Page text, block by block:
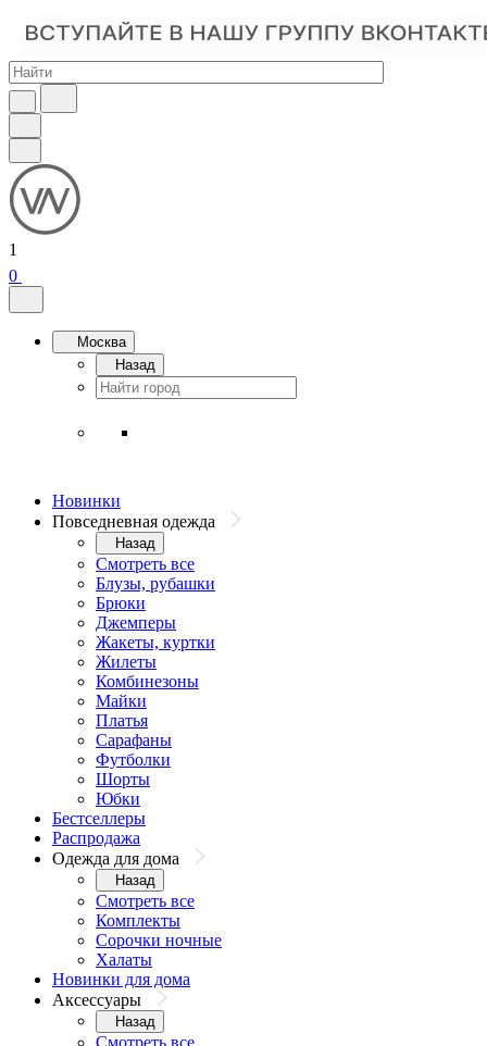
1
0
Москва
Назад
Новинки
Повседневная одежда
Назад
Смотреть все
Блузы, рубашки
Брюки
Джемперы
Жакеты, куртки
Жилеты
Комбинезоны
Майки
Платья
Сарафаны
Футболки
Шорты
Юбки
Бестселлеры
Распродажа
Одежда для дома
Назад
Смотреть все
Комплекты
Сорочки ночные
Халаты
Новинки для дома
Аксессуары
Назад
Смотреть все